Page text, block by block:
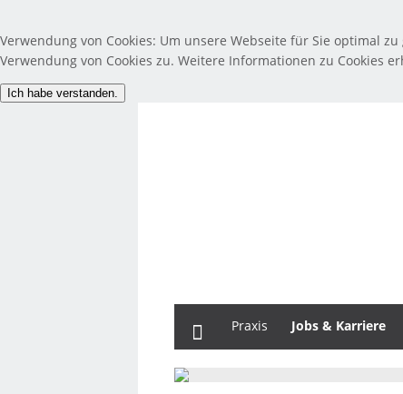
Verwendung von Cookies: Um unsere Webseite für Sie optimal
Verwendung von Cookies zu. Weitere Informationen zu Cookies
Praxis Jobs & Karriere